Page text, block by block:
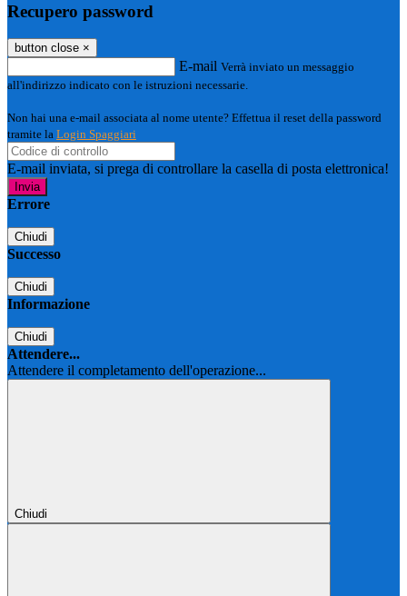
Recupero password
button close ×
E-mail Verrà inviato un messaggio
all'indirizzo indicato con le istruzioni necessarie.
Non hai una e-mail associata al nome utente? Effettua il reset della password
tramite la Login Spaggiari
E-mail inviata, si prega di controllare la casella di posta elettronica!
Errore
Chiudi
Successo
Chiudi
Informazione
Chiudi
Attendere...
Attendere il completamento dell'operazione...
Chiudi